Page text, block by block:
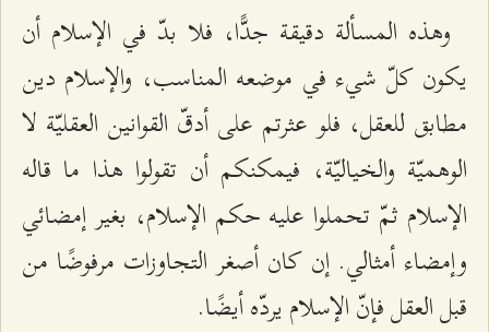
وهذه المسألة دقيقة جدًّا، فلا بدّ في الإسلام أن
يكون كلّ شيء في موضعه المناسب، والإسلام دين
مطابق للعقل، فلو عثرتم على أدقّ القوانين العقليّة لا
الوهميّة والخياليّة، فيمكنكم أن تقولوا هذا ما قاله
الإسلام ثمّ تحملوا عليه حكم الإسلام، بغير إمضائي
وإمضاء أمثالي. إن كان أصغر التجاوزات مرفوضًا من
قبل العقل فإنّ الإسلام يردّه أيضًا.